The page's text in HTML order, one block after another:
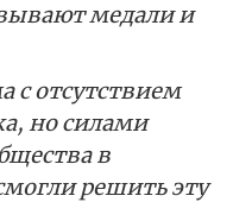
медали и
с отсутствием
но силами
в
решить эту